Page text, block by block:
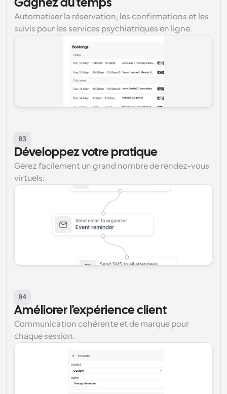
Gagnez du temps
Automatiser la réservation, les confirmations et les
suivis pour les services psychiatriques en ligne.
03
Développez votre pratique
Gérez facilement un grand nombre de rendez-vous
virtuels.
04
Améliorer l'expérience client
Communication cohérente et de marque pour
chaque session.